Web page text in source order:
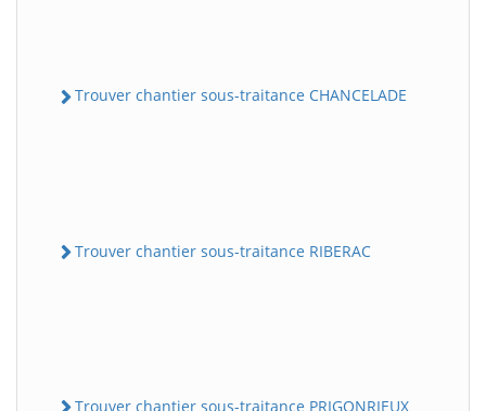
Trouver chantier sous-traitance CHANCELADE
Trouver chantier sous-traitance RIBERAC
Trouver chantier sous-traitance PRIGONRIEUX